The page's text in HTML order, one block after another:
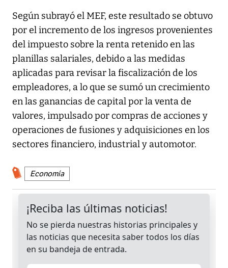
Según subrayó el MEF, este resultado se obtuvo
por el incremento de los ingresos provenientes
del impuesto sobre la renta retenido en las
planillas salariales, debido a las medidas
aplicadas para revisar la fiscalización de los
empleadores, a lo que se sumó un crecimiento
en las ganancias de capital por la venta de
valores, impulsado por compras de acciones y
operaciones de fusiones y adquisiciones en los
sectores financiero, industrial y automotor.
Economía